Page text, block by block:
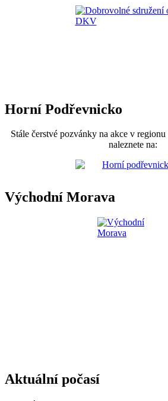
Horní Podřevnicko
Stále čerstvé pozvánky na akce v
naleznete na:
Východní Morava
Aktuální počasí